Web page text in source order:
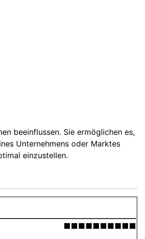
beeinflussen. Sie ermöglichen es,
Unternehmens oder Marktes
einzustellen.
■■■■■■■■■■